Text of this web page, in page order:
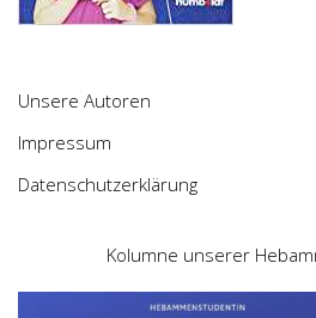
Unsere Autoren
Impressum
Datenschutzerklärung
Kolumne unserer